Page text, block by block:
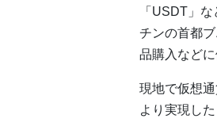
「USDT」
チンの首都
品購入など
現地で仮想
より実現した